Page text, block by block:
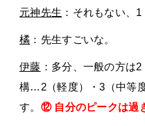
元神先生 ：それもない、1
橘 ：先生すごいな。
伊藤 ：多分、一般の方は
構…2（軽度）・3（中等
す。 ⑫ 自分のピークは過